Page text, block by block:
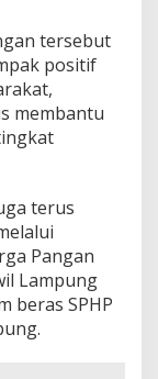
tersebut
positif
membantu
terus
Pangan
Lampung
beras SPHP